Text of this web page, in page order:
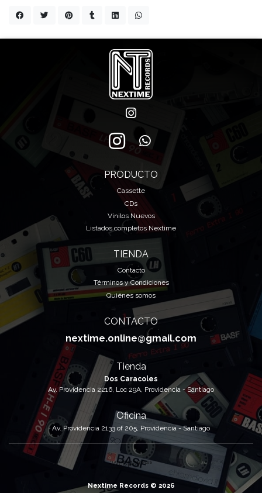
PRODUCTO
Cassette
CDs
Vinilos Nuevos
Listados completos Nextime
TIENDA
Contacto
Términos y Condiciones
Quiénes somos
CONTACTO
nextime.online@gmail.com
Tienda
Dos Caracoles
Av. Providencia 2216, Loc 29A, Providencia - Santiago
Oficina
Av. Providencia 2133 of 205, Providencia - Santiago
Nextime Records © 2026